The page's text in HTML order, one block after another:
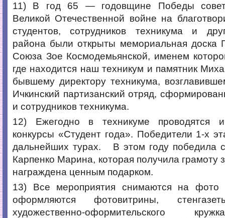
11) В год 65 — годовщине Победы
Великой Отечественной войне на
студентов, сотрудников техникума и
района были открыты мемориальная доска
Союза Зое Космодемьянской, именем
где находится наш техникум и памятник
бывшему директору техникума,
Ичкинский партизанский отряд,
и сотрудников техникума.
12) Ежегодно в техникуме проводятся
конкурсы «Студент года». Победители 1-х
дальнейших турах. В этом году победила
Карпенко Марина, которая получила грамоту
награждена ценным подарком.
13) Все мероприятия снимаются на фото
оформляются фотовитрины,
художественно-оформительского